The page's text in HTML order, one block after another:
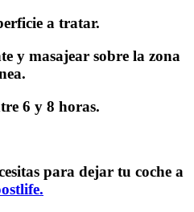
a tratar.
y masajear sobre la zona
6 y 8 horas.
para dejar tu coche a